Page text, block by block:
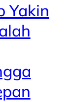
Yakin